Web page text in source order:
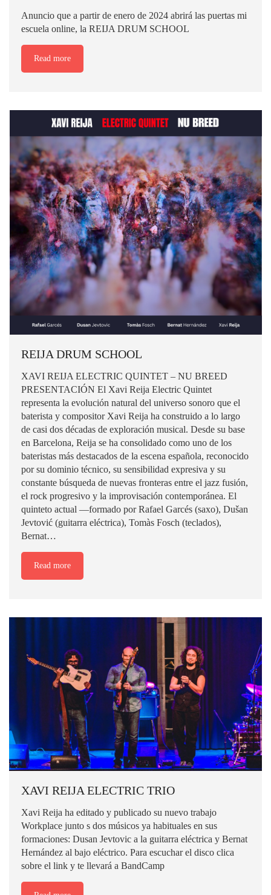
Anuncio que a partir de enero de 2024 abrirá las puertas mi
escuela online, la REIJA DRUM SCHOOL
Read more
REIJA DRUM SCHOOL
XAVI REIJA ELECTRIC QUINTET – NU BREED
PRESENTACIÓN El Xavi Reija Electric Quintet
representa la evolución natural del universo sonoro que el
baterista y compositor Xavi Reija ha construido a lo largo
de casi dos décadas de exploración musical. Desde su base
en Barcelona, Reija se ha consolidado como uno de los
bateristas más destacados de la escena española, reconocido
por su dominio técnico, su sensibilidad expresiva y su
constante búsqueda de nuevas fronteras entre el jazz fusión,
el rock progresivo y la improvisación contemporánea. El
quinteto actual —formado por Rafael Garcés (saxo), Dušan
Jevtović (guitarra eléctrica), Tomàs Fosch (teclados),
Bernat…
Read more
XAVI REIJA ELECTRIC TRIO
Xavi Reija ha editado y publicado su nuevo trabajo
Workplace junto s dos músicos ya habituales en sus
formaciones: Dusan Jevtovic a la guitarra eléctrica y Bernat
Hernández al bajo eléctrico. Para escuchar el disco clica
sobre el link y te llevará a BandCamp